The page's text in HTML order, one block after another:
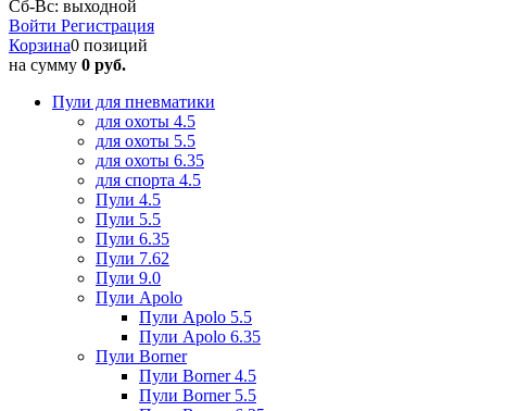
Сб-Вс: выходной
Войти Регистрация
Корзина0 позиций
на сумму 0 руб.
Пули для пневматики
для охоты 4.5
для охоты 5.5
для охоты 6.35
для спорта 4.5
Пули 4.5
Пули 5.5
Пули 6.35
Пули 7.62
Пули 9.0
Пули Apolo
Пули Apolo 5.5
Пули Apolo 6.35
Пули Borner
Пули Borner 4.5
Пули Borner 5.5